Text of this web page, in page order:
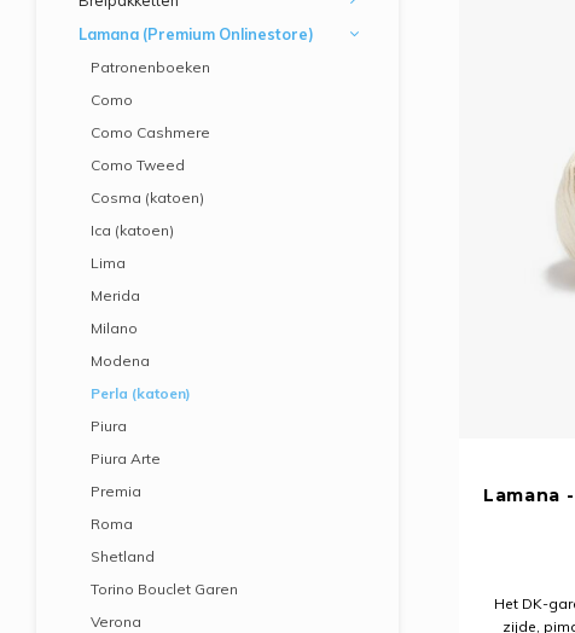
Lamana (Premium Onlinestore)
Patronenboeken
Como
Como Cashmere
Como Tweed
Cosma (katoen)
Ica (katoen)
Lima
Merida
Milano
Modena
Perla (katoen)
Piura
Piura Arte
Premia
Roma
Shetland
Torino Bouclet Garen
Verona
Lamana
Het DK-
zijde,